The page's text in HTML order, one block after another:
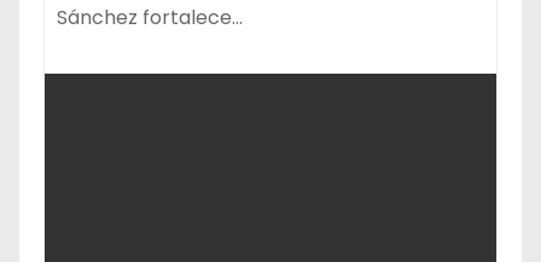
Sánchez fortalece…